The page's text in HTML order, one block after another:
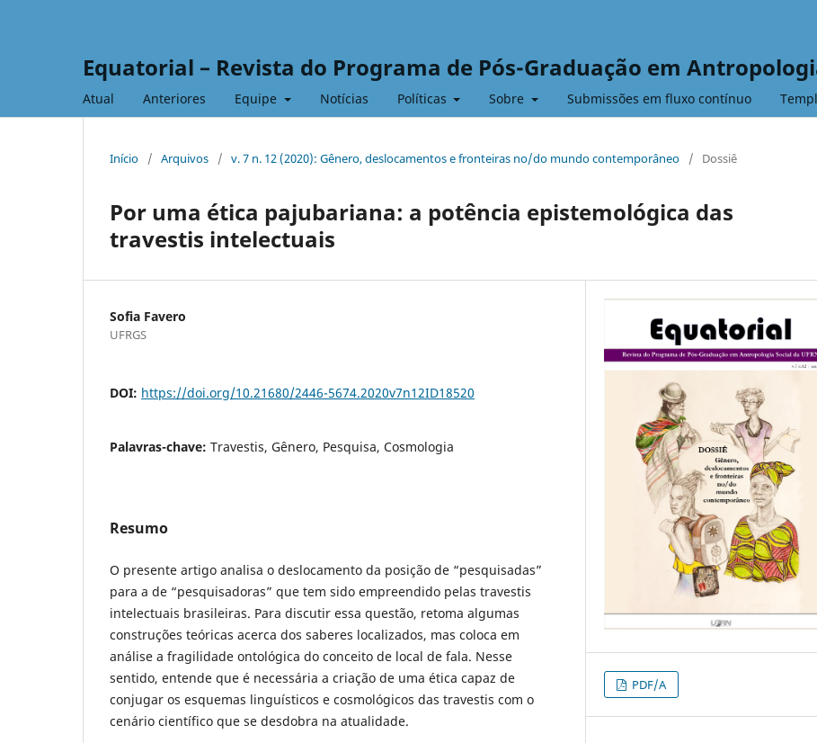
Equatorial – Revista do Programa de Pós-Graduação em
Atual Anteriores Equipe Notícias Políticas Sobre Submissões em fluxo contínuo
Início / Arquivos / v. 7 n. 12 (2020): Gênero, deslocamentos e fronteiras no/do mundo contemporâneo / Dossiê
Por uma ética pajubariana: a potência epistemológica das
travestis intelectuais
Sofia Favero
UFRGS
DOI: https://doi.org/10.21680/2446-5674.2020v7n12ID18520
Palavras-chave: Travestis, Gênero, Pesquisa, Cosmologia
Resumo
O presente artigo analisa o deslocamento da posição de “pesquisadas”
para a de “pesquisadoras” que tem sido empreendido pelas travestis
intelectuais brasileiras. Para discutir essa questão, retoma algumas
construções teóricas acerca dos saberes localizados, mas coloca em
análise a fragilidade ontológica do conceito de local de fala. Nesse
sentido, entende que é necessária a criação de uma ética capaz de
conjugar os esquemas linguísticos e cosmológicos das travestis com o
cenário científico que se desdobra na atualidade.
PDF/A